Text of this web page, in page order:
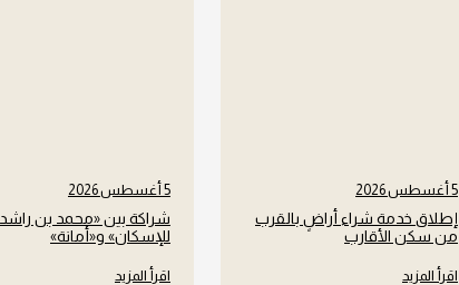
5 أغسطس 2026
إطلاق خدمة شراء أراضٍ بالقرب
من سكن الأقارب
اقرأ المزيد
5 أغسطس 2026
شراكة بين «محمد بن راشد
للإسكان» و«أمانة»
اقرأ المزيد